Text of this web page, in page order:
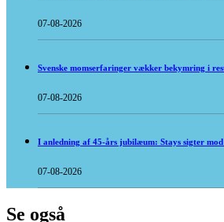
07-08-2026
Svenske momserfaringer vækker bekymring i
07-08-2026
I anledning af 45-års jubilæum: Stays sigter
07-08-2026
Se også